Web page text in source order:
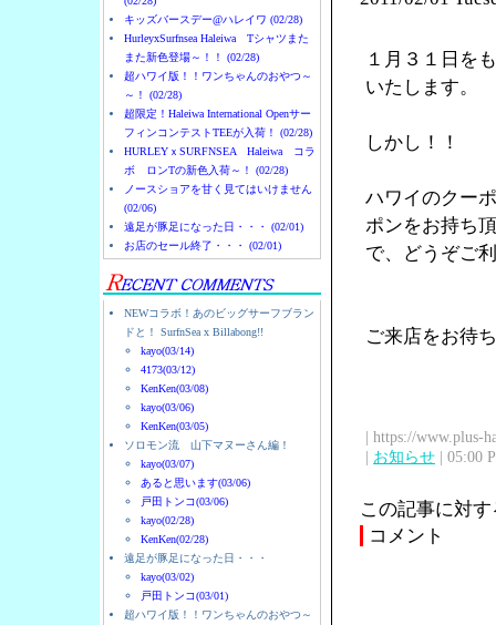
キッズバースデー@ハレイワ (02/28)
HurleyxSurfnsea Haleiwa Tシャツまた
また新色登場～！！ (02/28)
超ハワイ版！！ワンちゃんのおやつ～
～！ (02/28)
超限定！Haleiwa International Openサー
フィンコンテストTEEが入荷！ (02/28)
HURLEYｘSURFNSEA Haleiwa コラ
ボ ロンTの新色入荷～！ (02/28)
ノースショアを甘く見てはいけません
(02/06)
遠足が豚足になった日・・・ (02/01)
お店のセール終了・・・ (02/01)
NEWコラボ！あのビッグサーフブラン
ドと！ SurfnSea x Billabong!!
kayo(03/14)
4173(03/12)
KenKen(03/08)
kayo(03/06)
KenKen(03/05)
ソロモン流 山下マヌーさん編！
kayo(03/07)
あると思います(03/06)
戸田トンコ(03/06)
kayo(02/28)
KenKen(02/28)
遠足が豚足になった日・・・
kayo(03/02)
戸田トンコ(03/01)
超ハワイ版！！ワンちゃんのおやつ～
１月３１日を
いたします。
しかし！！
ハワイのクー
ポンをお持ち
で、どうぞご
ご来店をお待
| https://www.plus-
| お知らせ | 05:00
この記事に対
コメント